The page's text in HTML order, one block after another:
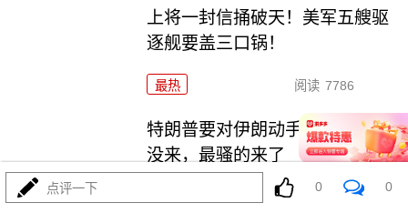
上将一封信捅破天！美军五艘驱
逐舰要盖三口锅！
最热 阅读 7786
特朗普要对伊朗动手？最狠的还
没来，最骚的来了
6336
点评一下 0 0